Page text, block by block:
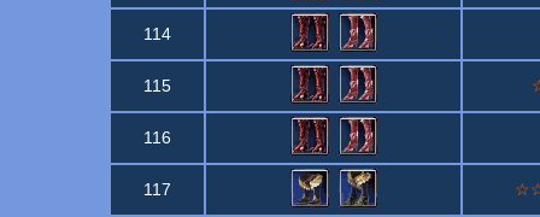
114
115
116
117